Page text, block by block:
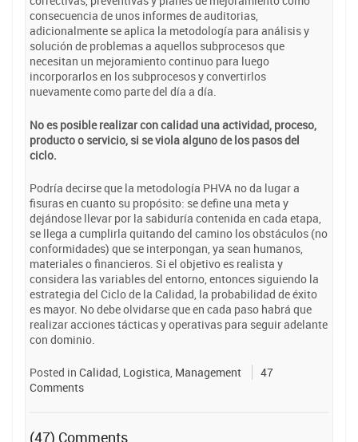
consecuencia de unos informes de auditorias,
adicionalmente se aplica la metodología para análisis y
solución de problemas a aquellos subprocesos que
necesitan un mejoramiento continuo para luego
incorporarlos en los subprocesos y convertirlos
nuevamente como parte del día a día.
No es posible realizar con calidad una actividad, proceso,
producto o servicio, si se viola alguno de los pasos del
ciclo.
Podría decirse que la metodología PHVA no da lugar a
fisuras en cuanto su propósito: se define una meta y
dejándose llevar por la sabiduría contenida en cada etapa,
se llega a cumplirla quitando del camino los obstáculos (no
conformidades) que se interpongan, ya sean humanos,
materiales o financieros. Si el objetivo es realista y
considera las variables del entorno, entonces siguiendo la
estrategia del Ciclo de la Calidad, la probabilidad de éxito
es mayor. No debe olvidarse que en cada paso habrá que
realizar acciones tácticas y operativas para seguir adelante
con dominio.
Posted in Calidad, Logistica, Management
47
Comments
(47) Comments